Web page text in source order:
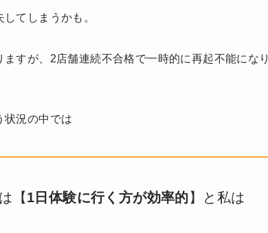
てしまうかも。
すが、2店舗連続不合格で一時的に再起不能になり
状況の中では
【1日体験に行く方が効率的 】と私は